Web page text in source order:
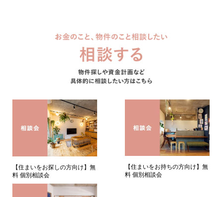
【住まいをお探しの方向け】無
料 個別相談会
【住まいをお持ちの方向け】無
料 個別相談会